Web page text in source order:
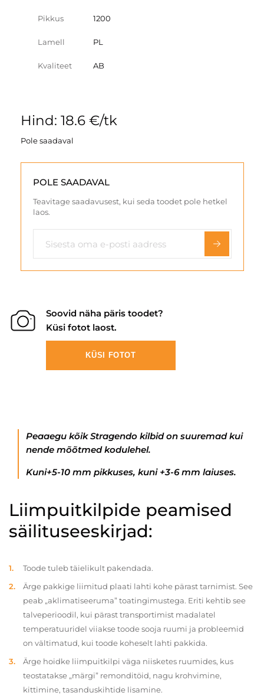
Pikkus 1200
Lamell PL
Kvaliteet AB
Hind: 18.6 €/tk
Pole saadaval
POLE SAADAVAL
Teavitage saadavusest, kui seda toodet pole hetkel
laos.
Soovid näha päris toodet?
Küsi fotot laost.
KÜSI FOTOT
Peaaegu kõik Stragendo kilbid on suuremad kui
nende mõõtmed kodulehel.
Kuni+5-10 mm pikkuses, kuni +3-6 mm laiuses.
Liimpuitkilpide peamised
säilituseeskirjad:
Toode tuleb täielikult pakendada.
Ärge pakkige liimitud plaati lahti kohe pärast tarnimist. See
peab „aklimatiseeruma” toatingimustega. Eriti kehtib see
talveperioodil, kui pärast transportimist madalatel
temperatuuridel viiakse toode sooja ruumi ja probleemid
on vältimatud, kui toode koheselt lahti pakkida.
Ärge hoidke liimpuitkilpi väga niisketes ruumides, kus
teostatakse „märgi” remonditöid, nagu krohvimine,
kittimine, tasanduskihtide lisamine.